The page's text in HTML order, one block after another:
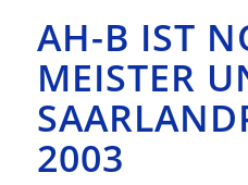
AH-B IST
MEISTER
2003